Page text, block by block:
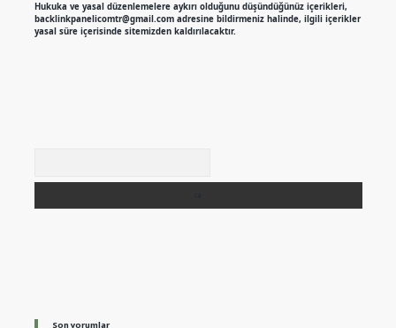
Hukuka ve yasal düzenlemelere aykırı olduğunu düşündüğünüz içerikleri,
backlinkpanelicomtr@gmail.comadresine bildirmeniz halinde, ilgili içerikler
yasal süre içerisinde sitemizden kaldırılacaktır.
Son yorumlar